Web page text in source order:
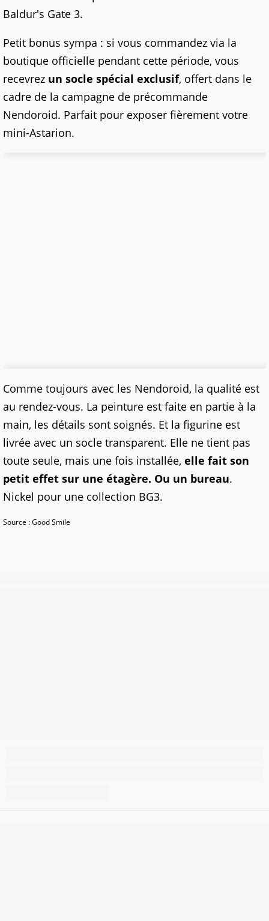
Baldur's Gate 3.
Petit bonus sympa : si vous commandez via la
boutique officielle pendant cette période, vous
recevrez un socle spécial exclusif, offert dans le
cadre de la campagne de précommande
Nendoroid. Parfait pour exposer fièrement votre
mini-Astarion.
Comme toujours avec les Nendoroid, la qualité est
au rendez-vous. La peinture est faite en partie à la
main, les détails sont soignés. Et la figurine est
livrée avec un socle transparent. Elle ne tient pas
toute seule, mais une fois installée, elle fait son
petit effet sur une étagère. Ou un bureau.
Nickel pour une collection BG3.
Source : Good Smile